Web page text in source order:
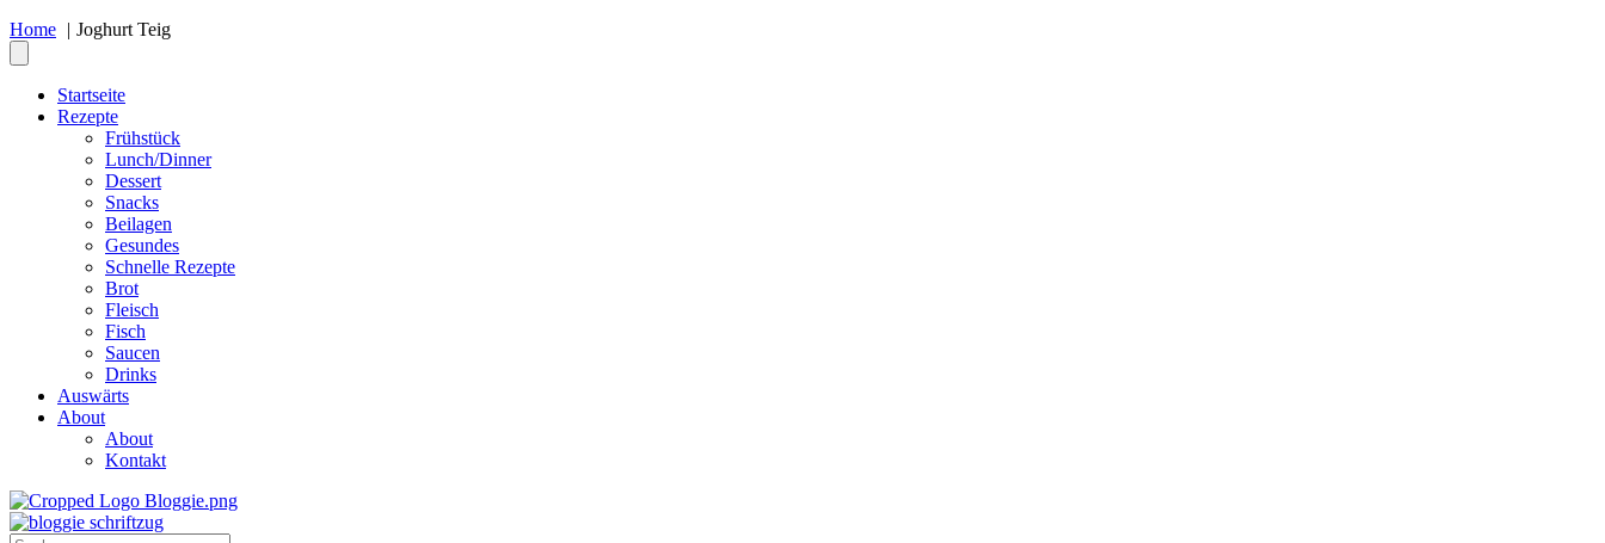
Home
Joghurt Teig
Startseite
Rezepte
Frühstück
Lunch/Dinner
Dessert
Snacks
Beilagen
Gesundes
Schnelle Rezepte
Brot
Fleisch
Fisch
Saucen
Drinks
Auswärts
About
About
Kontakt